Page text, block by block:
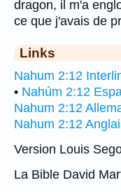
dragon, il m'a
ce que j'avais de
Links
Nahum 2:12
• Nahúm 2:12
Nahum 2:12
Nahum 2:12
Version Louis
La Bible David